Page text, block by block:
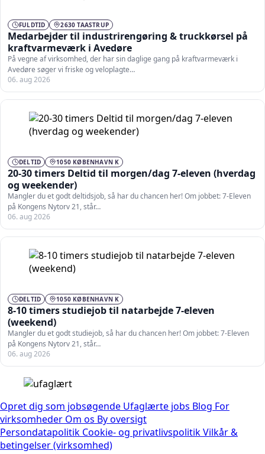
FULDTID 2630 TAASTRUP
Medarbejder til industrirengøring & truckkørsel på
kraftvarmeværk i Avedøre
På vegne af virksomhed, der har sin daglige gang på kraftvarmeværk i
Avedøre søger vi friske og veloplagte…
06. aug 2026
DELTID 1050 KØBENHAVN K
20-30 timers Deltid til morgen/dag 7-eleven (hverdag
og weekender)
Mangler du et godt deltidsjob, så har du chancen her! Om jobbet: 7-Eleven
på Kongens Nytorv 21, står…
06. aug 2026
DELTID 1050 KØBENHAVN K
8-10 timers studiejob til natarbejde 7-eleven
(weekend)
Mangler du et godt studiejob, så har du chancen her! Om jobbet: 7-Eleven
på Kongens Nytorv 21, står…
06. aug 2026
Opret dig som jobsøgende Ufaglærte jobs Blog For
virksomheder Om os By oversigt
Persondatapolitik Cookie- og privatlivspolitikVilkår &
betingelser (virksomhed)